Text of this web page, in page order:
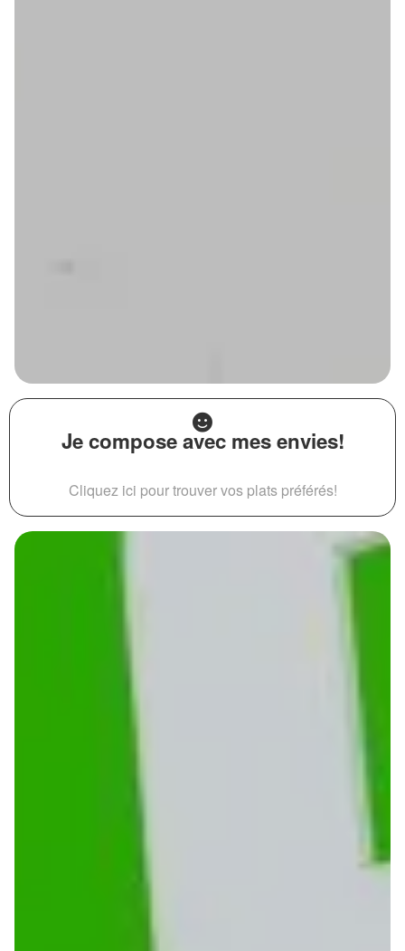
Je compose avec mes envies!
Cliquez ici pour trouver vos plats préférés!